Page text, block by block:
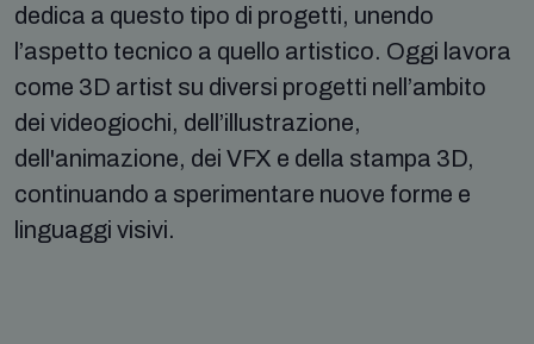
dedica a questo tipo di progetti, unendo
l’aspetto tecnico a quello artistico. Oggi lavora
come 3D artist su diversi progetti nell’ambito
dei videogiochi, dell’illustrazione,
dell'animazione, dei VFX e della stampa 3D,
continuando a sperimentare nuove forme e
linguaggi visivi.